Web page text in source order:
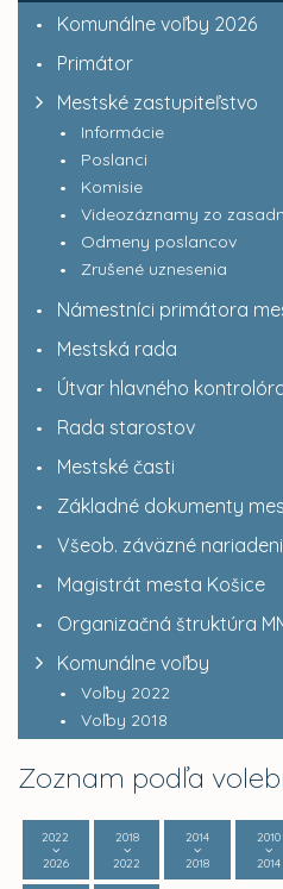
Komunálne voľby 2026
Primátor
Mestské zastupiteľstvo
Informácie
Poslanci
Komisie
Videozáznamy zo
Odmeny poslancov
Zrušené uznesenia
Námestníci primátora
Mestská rada
Útvar hlavného
Rada starostov
Mestské časti
Základné dokumenty
Všeob. záväzné
Magistrát mesta Košice
Organizačná štruktúra
Komunálne voľby
Voľby 2022
Voľby 2018
Zoznam podľa
2022
2026
2018
2022
2014
2018
2010
2014